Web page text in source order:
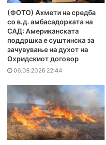
(ФОТО) Ахмети на средба
со в.д. амбасадорката на
САД: Американската
поддршка е суштинска за
зачувување на духот на
Охридскиот договор
06.08.2026 22:44